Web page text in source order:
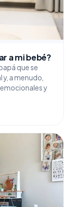
a mi bebé?
que se
a menudo,
y